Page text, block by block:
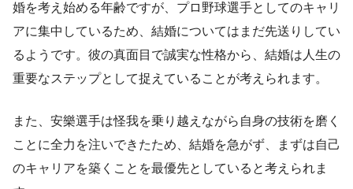
婚を考え始める年齢ですが、プロ野球選手としてのキャリ
アに集中しているため、結婚についてはまだ先送りしてい
るようです。彼の真面目で誠実な性格から、結婚は人生の
重要なステップとして捉えていることが考えられます。
また、安樂選手は怪我を乗り越えながら自身の技術を磨く
ことに全力を注いできたため、結婚を急がず、まずは自己
のキャリアを築くことを最優先としていると考えられま